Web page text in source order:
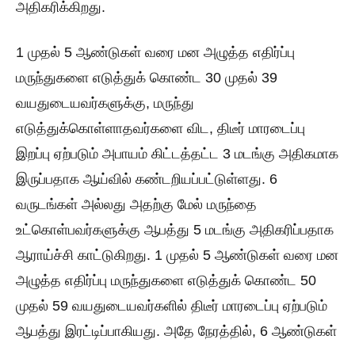
அதிகரிக்கிறது.
1 முதல் 5 ஆண்டுகள் வரை மன அழுத்த எதிர்ப்பு
மருந்துகளை எடுத்துக் கொண்ட 30 முதல் 39
வயதுடையவர்களுக்கு, மருந்து
எடுத்துக்கொள்ளாதவர்களை விட, திடீர் மாரடைப்பு
இறப்பு ஏற்படும் அபாயம் கிட்டத்தட்ட 3 மடங்கு அதிகமாக
இருப்பதாக ஆய்வில் கண்டறியப்பட்டுள்ளது. 6
வருடங்கள் அல்லது அதற்கு மேல் மருந்தை
உட்கொள்பவர்களுக்கு ஆபத்து 5 மடங்கு அதிகரிப்பதாக
ஆராய்ச்சி காட்டுகிறது. 1 முதல் 5 ஆண்டுகள் வரை மன
அழுத்த எதிர்ப்பு மருந்துகளை எடுத்துக் கொண்ட 50
முதல் 59 வயதுடையவர்களில் திடீர் மாரடைப்பு ஏற்படும்
ஆபத்து இரட்டிப்பாகியது. அதே நேரத்தில், 6 ஆண்டுகள்